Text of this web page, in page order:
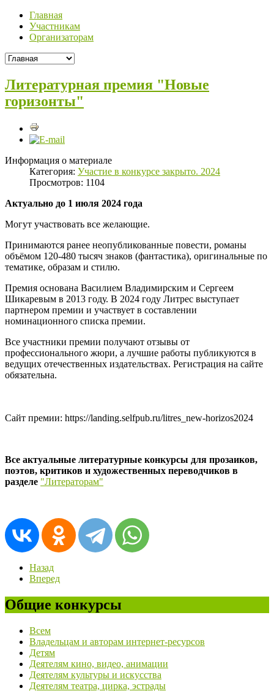
Главная
Участникам
Организаторам
Литературная премия "Новые
горизонты"
Информация о материале
Категория: Участие в конкурсе закрыто. 2024
Просмотров: 1104
Актуально до 1 июля 2024 года
Могут участвовать все желающие.
Принимаются ранее неопубликованные повести, романы
объёмом 120-480 тысяч знаков (фантастика), оригинальные по
тематике, образам и стилю.
Премия основана Василием Владимирским и Сергеем
Шикаревым в 2013 году. В 2024 году Литрес выступает
партнером премии и участвует в составлении
номинационного списка премии.
Все участники премии получают отзывы от
профессионального жюри, а лучшие работы публикуются в
ведущих отечественных издательствах. Регистрация на сайте
обязательна.
Сайт премии: https://landing.selfpub.ru/litres_new-horizos2024
Все актуальные литературные конкурсы для прозаиков,
поэтов, критиков и художественных переводчиков в
разделе "Литераторам"
Назад
Вперед
Общие конкурсы
Всем
Владельцам и авторам интернет-ресурсов
Детям
Деятелям кино, видео, анимации
Деятелям культуры и искусства
Деятелям театра, цирка, эстрады